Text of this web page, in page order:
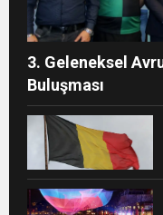
3. Geleneksel
Buluşması